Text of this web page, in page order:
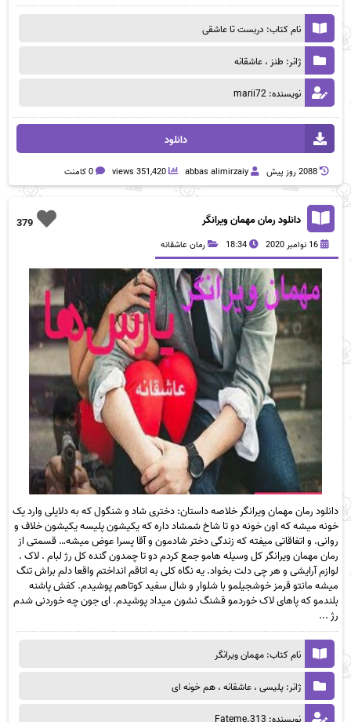
نام کتاب: دربست تا عاشقی
ژانر: طنز ، عاشقانه
نویسنده: marii72
دانلود
2088 روز پيش abbas alimirzaiy
351,420 views 0 کامنت
379 دانلود رمان مهمان ویرانگر
16 نوامبر 2020 18:34 رمان عاشقانه
دانلود رمان مهمان ویرانگر خلاصه داستان: دختری شاد و شنگول که به دلایلی وارد یک
خونه میشه که اون خونه دو تا شاخ شمشاد داره که یکیشون پلیسه یکیشون خلاف و
روانی. و اتفاقاتی میفته که زندگی دختر شادمون و آقا پسرا عوض میشه… قسمتی از
رمان مهمان ویرانگر کل وسیله هامو جمع کردم دو تا چمدون گنده کل رژ لبام . لاک .
لوازم آرایشی و هر چی دلت بخواد‬. یه نگاه کلی به اتاقم انداختم واقعا دلم براش تنگ
میشه مانتو قرمز خوشجیلمو با شلوار و‬ شال سفید کوتاهم پوشیدم. کفش پاشنه
بلندمو که پاهای لاک خوردمو قشنگ نشون میداد‬ پوشیدم. ای جون چه خوردنی شدم
رژ ...
نام کتاب: مهمان ویرانگر
ژانر: پلیسی ، عاشقانه ، هم خونه ای
نویسنده: Fateme.313